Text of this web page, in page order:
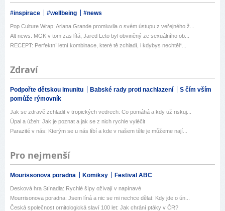
#inspirace #wellbeing #news
Pop Culture Wrap: Ariana Grande promluvila o svém ústupu z veřejného ž...
Alt news: MGK v tom zas lítá, Jared Leto byl obviněný ze sexuálního ob...
RECEPT: Perfektní letní kombinace, které tě zchladí, i kdybys nechtěl*...
Zdraví
Podpořte dětskou imunitu Babské rady proti nachlazení
S čím vším
pomůže rýmovník
Jak se zdravě zchladit v tropických vedrech: Co pomáhá a kdy už riskuj...
Úpal a úžeh: Jak je poznat a jak se z nich rychle vyléčit
Parazité v nás: Kterým se u nás líbí a kde v našem těle je můžeme nají...
Pro nejmenší
Mourissonova poradna Komiksy Festival ABC
Desková hra Stínadla: Rychlé šípy ožívají v napínavé
Mourrisonova poradna: Jsem líná a nic se mi nechce dělat: Kdy jde o ún...
Česká společnost ornitologická slaví 100 let: Jak chrání ptáky v ČR?